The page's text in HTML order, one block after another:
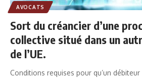
AVOCATS
Sort du créancier d’une
collective situé dans un
de l’UE.
Conditions requises pour qu’un